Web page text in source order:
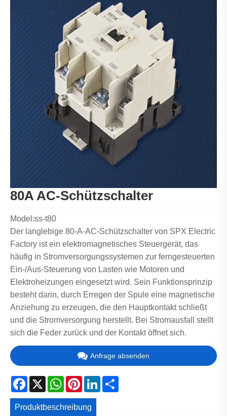
80A AC-Schützschalter
Model:ss-t80
Der langlebige 80-A-AC-Schützschalter von SPX Electric
Factory ist ein elektromagnetisches Steuergerät, das
häufig in Stromversorgungssystemen zur ferngesteuerten
Ein-/Aus-Steuerung von Lasten wie Motoren und
Elektroheizungen eingesetzt wird. Sein Funktionsprinzip
besteht darin, durch Erregen der Spule eine magnetische
Anziehung zu erzeugen, die den Hauptkontakt schließt
und die Stromversorgung herstellt. Bei Stromausfall stellt
sich die Feder zurück und der Kontakt öffnet sich.
Anfrage absenden
Facebook
X WhatsApp
PinterestLinkedIn
Produktbeschreibung